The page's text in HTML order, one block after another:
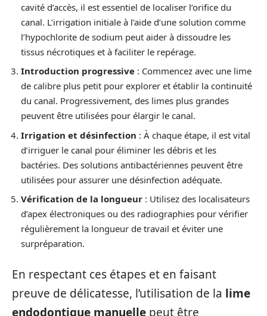
cavité d’accès, il est essentiel de localiser l’orifice du
canal. L’irrigation initiale à l’aide d’une solution comme
l’hypochlorite de sodium peut aider à dissoudre les
tissus nécrotiques et à faciliter le repérage.
Introduction progressive : Commencez avec une lime
de calibre plus petit pour explorer et établir la continuité
du canal. Progressivement, des limes plus grandes
peuvent être utilisées pour élargir le canal.
Irrigation et désinfection : À chaque étape, il est vital
d’irriguer le canal pour éliminer les débris et les
bactéries. Des solutions antibactériennes peuvent être
utilisées pour assurer une désinfection adéquate.
Vérification de la longueur : Utilisez des localisateurs
d’apex électroniques ou des radiographies pour vérifier
régulièrement la longueur de travail et éviter une
surpréparation.
En respectant ces étapes et en faisant
preuve de délicatesse, l’utilisation de la lime
endodontique manuelle peut être